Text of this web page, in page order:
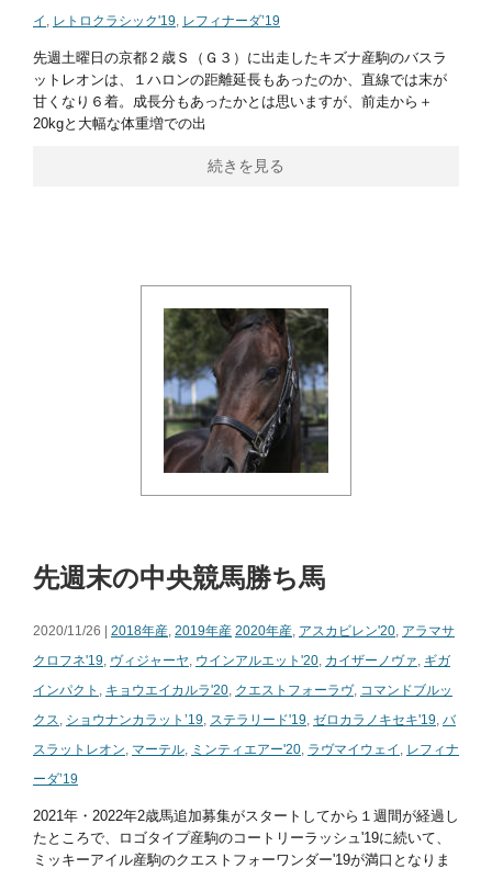
イ , レトロクラシック'19, レフィナーダ’19
先週土曜日の京都２歳Ｓ（Ｇ３）に出走したキズナ産駒のバスラ
ットレオンは、１ハロンの距離延長もあったのか、直線では末が
甘くなり６着。成長分もあったかとは思いますが、前走から＋
20kgと大幅な体重増での出
続きを見る
先週末の中央競馬勝ち馬
2020/11/26 | 2018年産, 2019年産 2020年産, アスカビレン'20, アラマサ
クロフネ'19, ヴィジャーヤ, ウインアルエット'20, カイザーノヴァ, ギガ
インパクト , キョウエイカルラ'20, クエストフォーラヴ, コマンドブルッ
クス, ショウナンカラット’19, ステラリード'19, ゼロカラノキセキ'19, バ
スラットレオン, マーテル, ミンティエアー'20, ラヴマイウェイ , レフィナ
ーダ’19
2021年・2022年2歳馬追加募集がスタートしてから１週間が経過し
たところで、ロゴタイプ産駒のコートリーラッシュ'19に続いて、
ミッキーアイル産駒のクエストフォーワンダー'19が満口となりま